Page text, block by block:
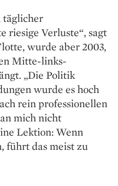
riesige Verluste“, sagt
wurde aber 2003,
Mitte-links-
„Die Politik
wurde es hoch
rein professionellen
mich nicht
Lektion: Wenn
führt das meist zu